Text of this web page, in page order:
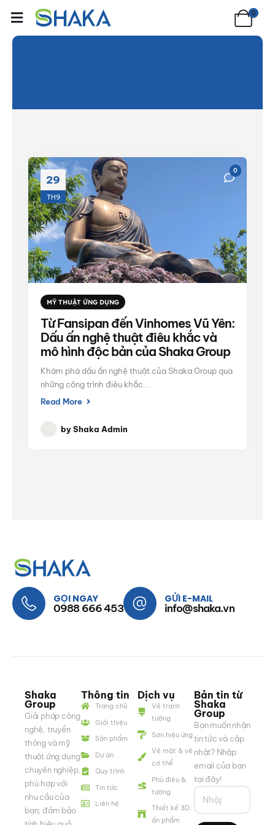
0
29
TH9
0
MỸ THUẬT ỨNG DỤNG
Từ Fansipan đến Vinhomes Vũ Yên:
Dấu ấn nghệ thuật điêu khắc và
mô hình độc bản của Shaka Group
Khám phá dấu ấn nghệ thuật của Shaka Group qua
những công trình điêu khắc...
Read More
by Shaka Admin
GỌI NGAY
0988 666 453
GỬI E-MAIL
info@shaka.vn
Shaka
Group
Giải pháp công
nghệ, truyền
thông và mỹ
thuật ứng dụng
chuyên nghiệp,
phù hợp với
nhu cầu của
bạn; đảm bảo
Thông tin
Trang chủ
Giới thiệu
Sản phẩm
Dự án
Quy trình
Tin tức
Liên hệ
Dịch vụ
Vẽ tranh
tường
Sơn hiệu ứng
Vẽ mặt & vẽ
cơ thể
Phù điêu &
tượng
Thiết kế 3D,
ấn phẩm
Bản tin từ
Shaka
Group
Bạn muốn nhận
tin tức và cập
nhật? Nhập
email của bạn
tại đây!